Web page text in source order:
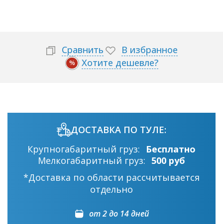
Сравнить В избранное
% Хотите дешевле?
ДОСТАВКА ПО ТУЛЕ:
Крупногабаритный груз:
Бесплатно
Мелкогабаритный груз: 500 руб
*Доставка по области рассчитывается
отдельно
от 2 до 14 дней